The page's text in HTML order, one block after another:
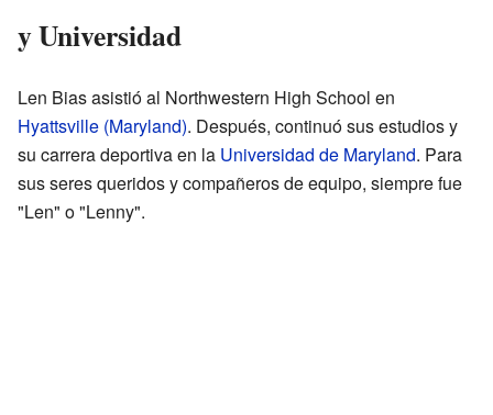
y Universidad
Len Bias asistió al Northwestern High School en
Hyattsville (Maryland). Después, continuó sus estudios y
su carrera deportiva en la Universidad de Maryland. Para
sus seres queridos y compañeros de equipo, siempre fue
"Len" o "Lenny".